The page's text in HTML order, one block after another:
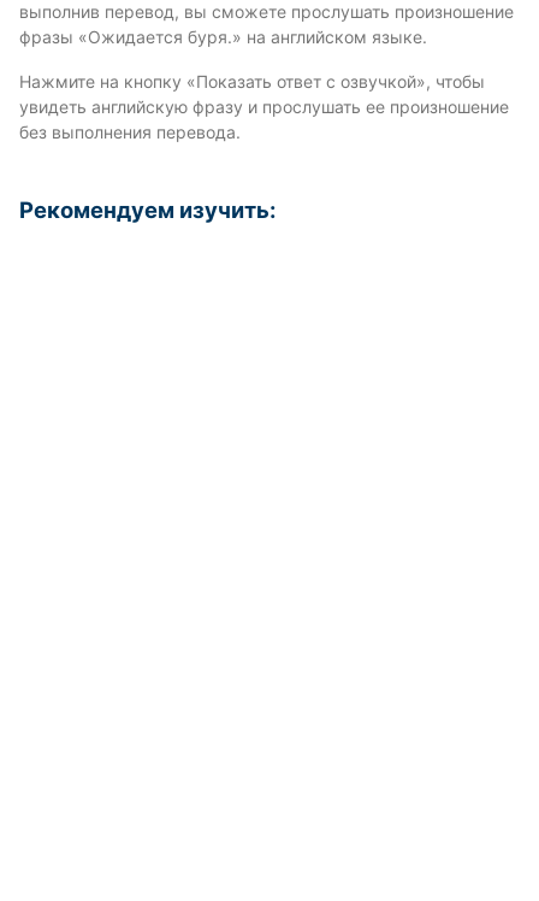
выполнив перевод, вы сможете прослушать произношение
фразы «Ожидается буря.» на английском языке.
Нажмите на кнопку «Показать ответ с озвучкой», чтобы
увидеть английскую фразу и прослушать ее произношение
без выполнения перевода.
Рекомендуем изучить: